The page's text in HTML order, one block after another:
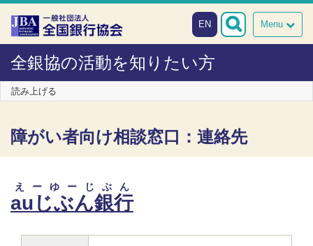
本文へスキップ
Menu
EN
全銀協の活動を知りたい方
読み上げる
障がい者向け相談窓口：連絡先
auじぶん銀行
えーゆーじぶん